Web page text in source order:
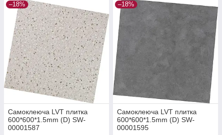
–18%
Самоклеюча LVT плитка
600*600*1.5mm (D) SW-
00001587
–18%
Самоклеюча LVT плитка
600*600*1.5mm (D) SW-
00001595